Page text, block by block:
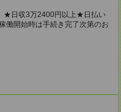
★日収3万2400円以上★日払い
働開始時は手続き完了次第のお